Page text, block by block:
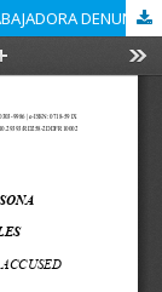
EL DERECHO DE DEFENSA DE LA PERSONA TRABAJADORA DENUNCIADA EN LAS INVESTIGACIONES LABORALES